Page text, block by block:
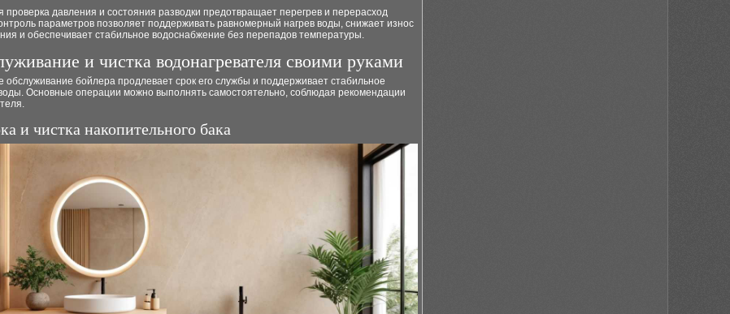
проверка давления и состояния разводки предотвращает перегрев и перерасход
параметров позволяет поддерживать равномерный нагрев воды, снижает износ
и обеспечивает стабильное водоснабжение без перепадов температуры.
и чистка водонагревателя своими руками
обслуживание бойлера продлевает срок его службы и поддерживает стабильное
Основные операции можно выполнять самостоятельно, соблюдая рекомендации
и чистка накопительного бака